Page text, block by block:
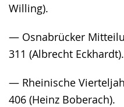
Willing).
— Osnabrücker
311 (Albrecht Eckhardt).
— Rheinische
406 (Heinz Boberach).